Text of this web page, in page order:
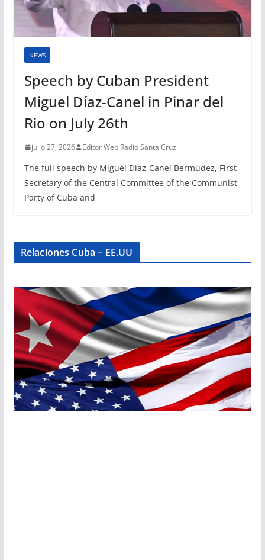
NEWS
Speech by Cuban President
Miguel Díaz-Canel in Pinar del
Rio on July 26th
julio 27, 2026 Editor Web Radio Santa Cruz
The full speech by Miguel Díaz-Canel Bermúdez, First
Secretary of the Central Committee of the Communist
Party of Cuba and
Relaciones Cuba – EE.UU